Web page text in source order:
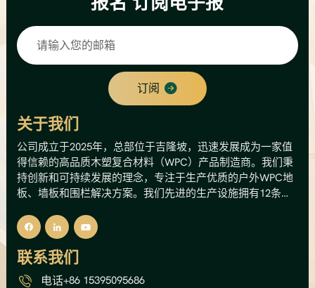
订阅
关于我们
公司成立于2025年，总部位于吉隆坡，迅速发展成为一家值
得信赖的高品质木塑复合材料（WPC）产品制造商。我们秉
持创新和可持续发展的理念，专注于生产优质的户外WPC地
板、墙板和围栏解决方案。我们先进的生产设施拥有12条生
一产能使我们能够为国内外市场提供可靠的供应和稳定的质
量。我们的核心理念是将木材的天然美感与塑料的耐用性和
低维护性相结合。我们的产品经过精心设计，能够承受马来
联系我们
电话+86 15395095686